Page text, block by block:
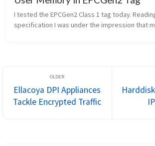
I tested the EPCGen2 Class 1 tag today.
specification I was under the impression that
Ellacoya DPI Appliances
Tackle Encrypted Traffic